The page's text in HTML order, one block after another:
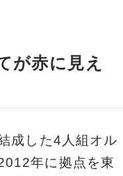
が赤に見え
成した4人組オル
年に拠点を東